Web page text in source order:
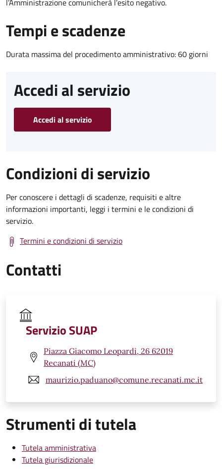
l’Amministrazione comunicherà l’esito negativo.
Tempi e scadenze
Durata massima del procedimento amministrativo: 60 giorni
Accedi al servizio
Accedi al servizio
Condizioni di servizio
Per conoscere i dettagli di scadenze, requisiti e altre
informazioni importanti, leggi i termini e le condizioni di
servizio.
Termini e condizioni di servizio
Contatti
Servizio SUAP
Piazza Giacomo Leopardi, 26 62019
Recanati (MC)
maurizio.paduano@comune.recanati.mc.it
Strumenti di tutela
Tutela amministrativa
Tutela giurisdizionale